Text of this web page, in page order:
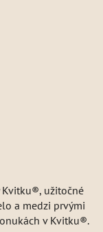
Kvitku®, užitočné
a medzi prvými
v Kvitku®.